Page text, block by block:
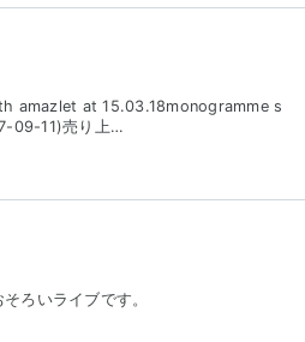
amazlet at 15.03.18monogramme s
09-11)売り上…
ろいライブです。